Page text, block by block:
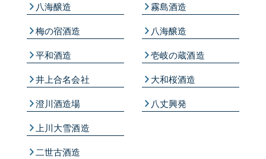
八海醸造
梅の宿酒造
平和酒造
井上合名会社
澄川酒造場
上川大雪酒造
二世古酒造
霧島酒造
八海醸造
壱岐の蔵酒造
大和桜酒造
八丈興発